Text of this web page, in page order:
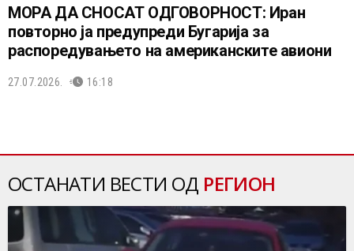
МОРА ДА СНОСАТ ОДГОВОРНОСТ: Иран
повторно ја предупреди Бугарија за
распоредувањето на американските авиони
27.07.2026. 16:18
ОСТАНАТИ ВЕСТИ ОД РЕГИОН